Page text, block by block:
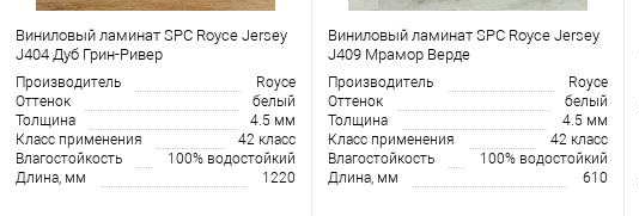
Виниловый ламинат SPC Royce Jersey
J404 Дуб Грин-Ривер
Производитель
Royce
Оттенок
белый
Толщина
4.5 мм
Класс применения
42 класс
Влагостойкость
100% водостойкий
Длина, мм
1220
Виниловый ламинат SPC Royce Jersey
J409 Мрамор Верде
Производитель
Royce
Оттенок
белый
Толщина
4.5 мм
Класс применения
42 класс
Влагостойкость
100% водостойкий
Длина, мм
610